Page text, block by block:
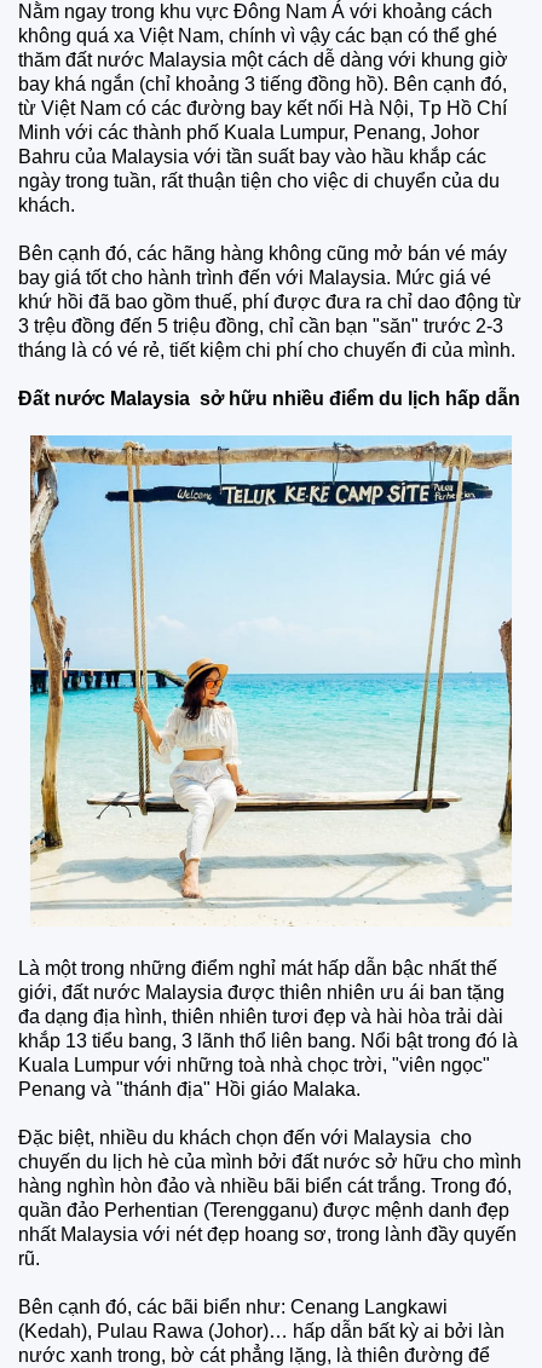
Nằm ngay trong khu vực Đông Nam Á với khoảng cách
không quá xa Việt Nam, chính vì vậy các bạn có thể ghé
thăm đất nước Malaysia một cách dễ dàng với khung giờ
bay khá ngắn (chỉ khoảng 3 tiếng đồng hồ). Bên cạnh đó,
từ Việt Nam có các đường bay kết nối Hà Nội, Tp Hồ Chí
Minh với các thành phố Kuala Lumpur, Penang, Johor
Bahru của Malaysia với tần suất bay vào hầu khắp các
ngày trong tuần, rất thuận tiện cho việc di chuyển của du
khách.
Bên cạnh đó, các hãng hàng không cũng mở bán vé máy
bay giá tốt cho hành trình đến với Malaysia. Mức giá vé
khứ hồi đã bao gồm thuế, phí được đưa ra chỉ dao động từ
3 trệu đồng đến 5 triệu đồng, chỉ cần bạn "săn" trước 2-3
tháng là có vé rẻ, tiết kiệm chi phí cho chuyến đi của mình.
Đất nước Malaysia sở hữu nhiều điểm du lịch hấp dẫn
Là một trong những điểm nghỉ mát hấp dẫn bậc nhất thế
giới, đất nước Malaysia được thiên nhiên ưu ái ban tặng
đa dạng địa hình, thiên nhiên tươi đẹp và hài hòa trải dài
khắp 13 tiểu bang, 3 lãnh thổ liên bang. Nổi bật trong đó là
Kuala Lumpur với những toà nhà chọc trời, "viên ngọc"
Penang và "thánh địa" Hồi giáo Malaka.
Đặc biệt, nhiều du khách chọn đến với Malaysia cho
chuyến du lịch hè của mình bởi đất nước sở hữu cho mình
hàng nghìn hòn đảo và nhiều bãi biển cát trắng. Trong đó,
quần đảo Perhentian (Terengganu) được mệnh danh đẹp
nhất Malaysia với nét đẹp hoang sơ, trong lành đầy quyến
rũ.
Bên cạnh đó, các bãi biển như: Cenang Langkawi
(Kedah), Pulau Rawa (Johor)… hấp dẫn bất kỳ ai bởi làn
nước xanh trong, bờ cát phẳng lặng, là thiên đường để